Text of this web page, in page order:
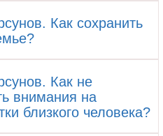
Как сохранить
​Как не
внимания на
близкого человека?